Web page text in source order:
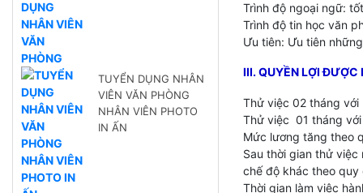
TUYỂN DỤNG NHÂN
VIÊN VĂN PHÒNG
NHÂN VIÊN PHOTO
IN ẤN
Trình độ ngoại ngữ: tốt
Trình độ tin học văn
Ưu tiên: Ưu tiên
III. QUYỀN LỢI ĐƯỢC
Thử việc 02 tháng với
Thử việc 01 tháng
Mức lương tăng theo
Sau thời gian thử
chế độ khác theo quy
Thời gian làm việc